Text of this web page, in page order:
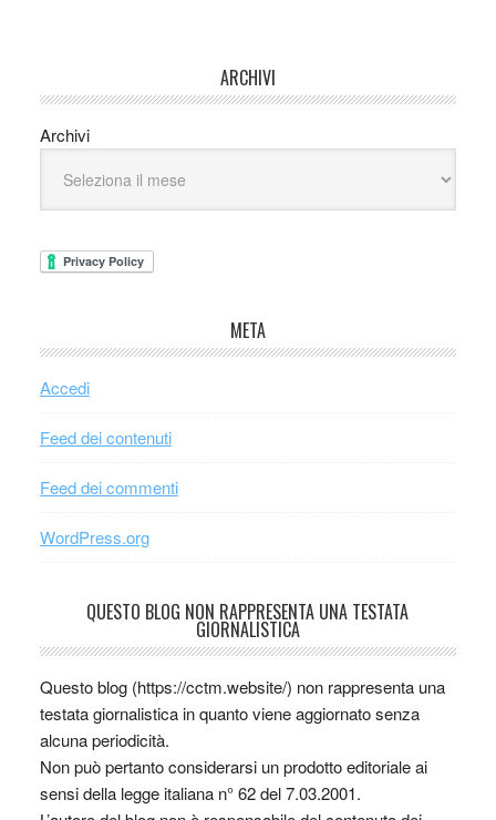
ARCHIVI
Archivi
META
Accedi
Feed dei contenuti
Feed dei commenti
WordPress.org
QUESTO BLOG NON RAPPRESENTA UNA TESTATA
GIORNALISTICA
Questo blog (https://cctm.website/) non rappresenta una
testata giornalistica in quanto viene aggiornato senza
alcuna periodicità.
Non può pertanto considerarsi un prodotto editoriale ai
sensi della legge italiana n° 62 del 7.03.2001.